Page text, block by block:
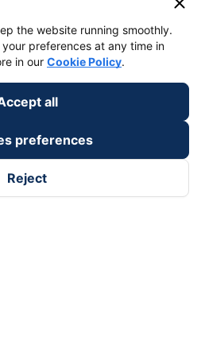
the website running smoothly.
preferences at any time in
in our Cookie Policy.
all
preferences
Reject